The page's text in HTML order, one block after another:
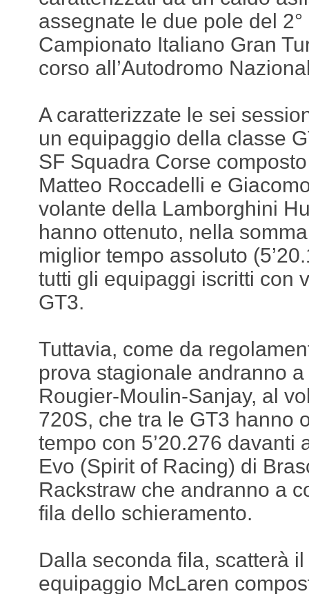
assegnate le due pole del
Campionato Italiano Gran
corso all’Autodromo
A caratterizzate le sei
un equipaggio della classe
SF Squadra Corse
Matteo Roccadelli e
volante della Lamborghini
hanno ottenuto, nella
miglior tempo assoluto
tutti gli equipaggi iscritti con
GT3.
Tuttavia, come da
prova stagionale andranno
Rougier-Moulin-Sanjay, al
720S, che tra le GT3 hanno
tempo con 5’20.276 davanti
Evo (Spirit of Racing) di
Rackstraw che andranno a
fila dello schieramento.
Dalla seconda fila, scatterà
equipaggio McLaren